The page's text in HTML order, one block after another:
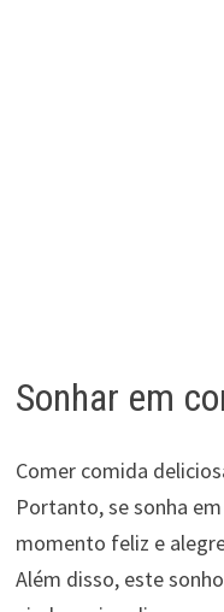
Sonhar em
Comer comida
Portanto, se sonha
momento feliz e
Além disso, este